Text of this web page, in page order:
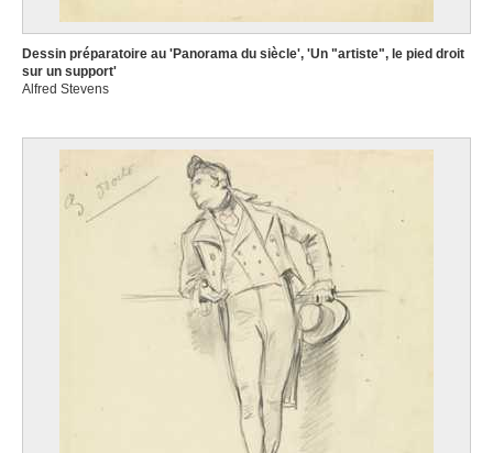
Dessin préparatoire au 'Panorama du siècle', 'Un "artiste", le pied droit
sur un support'
Alfred Stevens